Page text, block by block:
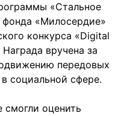
«Стальное
фонда «Милосердие»
конкурса «Digital
вручена за
передовых
социальной сфере.
оценить